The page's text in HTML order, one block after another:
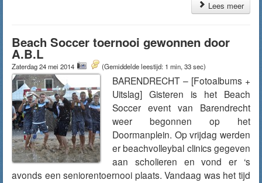
Lees meer
Beach Soccer toernooi gewonnen door
A.B.L
Zaterdag 24 mei 2014 (Gemiddelde leestijd: 1 min, 33 sec)
BARENDRECHT – [Fotoalbums +
Uitslag] Gisteren is het Beach
Soccer event van Barendrecht
weer begonnen op het
Doormanplein. Op vrijdag werden
er beachvolleybal clinics gegeven
aan scholieren en vond er ‘s
avonds een seniorentoernooi plaats. Vandaag was het tijd